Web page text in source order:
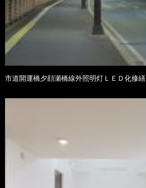
市道開運橋夕顔瀬橋線外照明灯ＬＥＤ化修繕